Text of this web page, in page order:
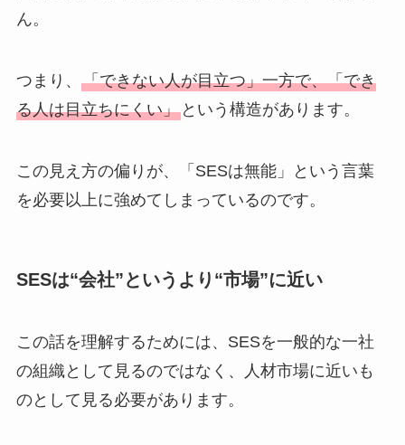
ん。
つまり、 「できない人が目立つ」一方で、「でき
る人は目立ちにくい」という構造があります。
この見え方の偏りが、「SESは無能」という言葉
を必要以上に強めてしまっているのです。
SESは“会社”というより“市場”に近い
この話を理解するためには、SESを一般的な一社
の組織として見るのではなく、人材市場に近いも
のとして見る必要があります。